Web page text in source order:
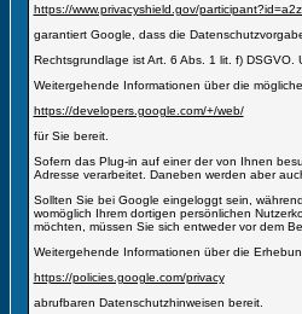
https://www.privacyshield.gov/
garantiert Google, dass die
Rechtsgrundlage ist Art. 6 Abs. 1 lit. f)
Weitergehende Informationen über die
https://developers.google.com/+/web/
für Sie bereit.
Sofern das Plug-in auf einer der von Ihnen
Adresse verarbeitet. Daneben werden aber
Sollten Sie bei Google eingeloggt sein,
womöglich Ihrem dortigen persönlichen
möchten, müssen Sie sich entweder vor dem
Weitergehende Informationen über die
https://policies.google.com/privacy
abrufbaren Datenschutzhinweisen bereit.